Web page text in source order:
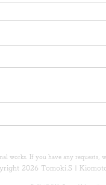
works. If you have any
2026 Tomoki.S |